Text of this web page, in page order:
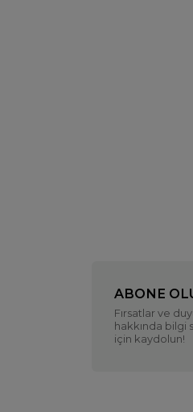
ABONE
Fırsatlar ve
hakkında bilgi
için kaydolun!